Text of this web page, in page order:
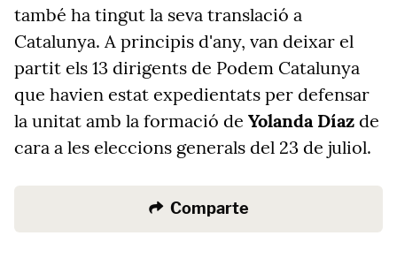
també ha tingut la seva translació a
Catalunya. A principis d'any, van deixar el
partit els 13 dirigents de Podem Catalunya
que havien estat expedientats per defensar
la unitat amb la formació de Yolanda Díaz de
cara a les eleccions generals del 23 de juliol.
Comparte